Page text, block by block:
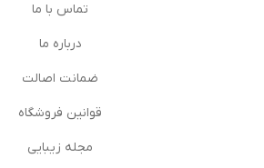
تماس با ما
درباره ما
ضمانت اصالت
قوانین فروشگاه
مجله زیبایی